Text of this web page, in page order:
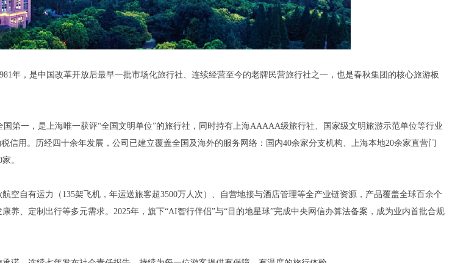
年，是中国改革开放后最早一批市场化旅行社、连续经营至今的老牌民营旅行社之一，也是春秋集团的核心旅游板
第一，是上海唯一获评“全国文明单位”的旅行社，同时持有上海AAAAA级旅行社、国家级文明旅游示范单位等行业
信用。历经四十余年发展，公司已建立覆盖全国及海外的服务网络：国内40余家分支机构、上海本地20余家直营门
。
空自有运力（135架飞机，年运送旅客超3500万人次）、自营地接与酒店管理等全产业链资源，产品覆盖全球百余个
养、定制出行等多元需求。2025年，旗下“AI智行伴侣”与“目的地星球”完成中央网信办算法备案，成为业内首批合规